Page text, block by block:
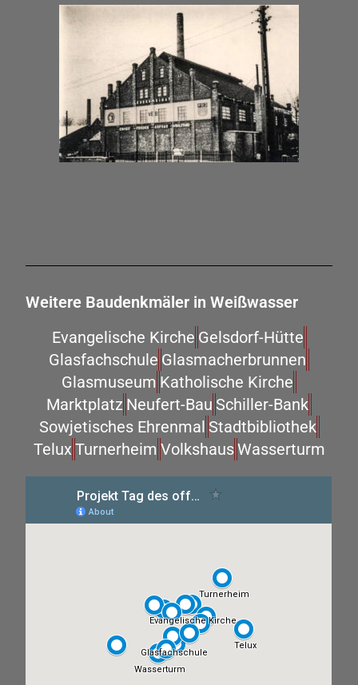
Weitere Baudenkmäler in Weißwasser
Evangelische Kirche Gelsdorf-Hütte
Glasfachschule Glasmacherbrunnen
Glasmuseum Katholische Kirche
Marktplatz Neufert-Bau Schiller-Bank
Sowjetisches Ehrenmal Stadtbibliothek
TeluxTurnerheim VolkshausWasserturm